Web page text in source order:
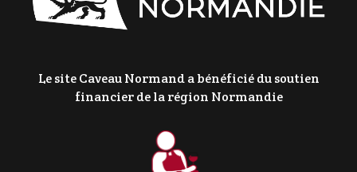
Le site Caveau Normand a bénéficié du soutien
financier de la région Normandie